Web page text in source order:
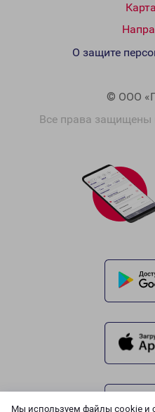
Мы используем файлы cookie и
© ООО
Все права защищены
О защите